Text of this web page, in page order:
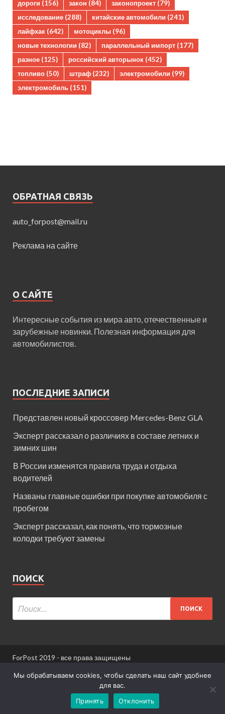
дороги (156) закон (84) законопроект (79)
исследование (288) китайские автомобили (241)
лайфхак (642) мотоциклы (96)
новые технологии (82) параллельный импорт (177)
разное (125) российский авторынок (452)
топливо (50) штраф (232) электромобили (99)
электромобиль (151)
ОБРАТНАЯ СВЯЗЬ
auto_forpost@mail.ru
Реклама на сайте
О САЙТЕ
Интересные события из мира авто, отечественные и
зарубежные новинки. Полезная информация для
автомобилистов.
ПОСЛЕДНИЕ ЗАПИСИ
Представлен новый кроссовер Mercedes-Benz GLA
Эксперт рассказал о различиях в составе летних и
зимних шин
В России изменятся правила труда и отдыха
водителей
Названы главные ошибки при покупке автомобиля с
пробегом
Эксперт рассказал, как понять, что тормозные
колодки требуют замены
ПОИСК
ForPost 2019 - все права защищены
При использовании материалов сайта ссылка
Информация для пользователей сайта
Мы обрабатываем cookies, чтобы сделать наш сайт удобнее
для вас.
Принять
Отклонить